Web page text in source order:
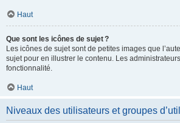
Haut
Que sont les icônes de sujet ?
Les icônes de sujet sont de petites images que
sujet pour en illustrer le contenu. Les
fonctionnalité.
Haut
Niveaux des utilisateurs et groupes